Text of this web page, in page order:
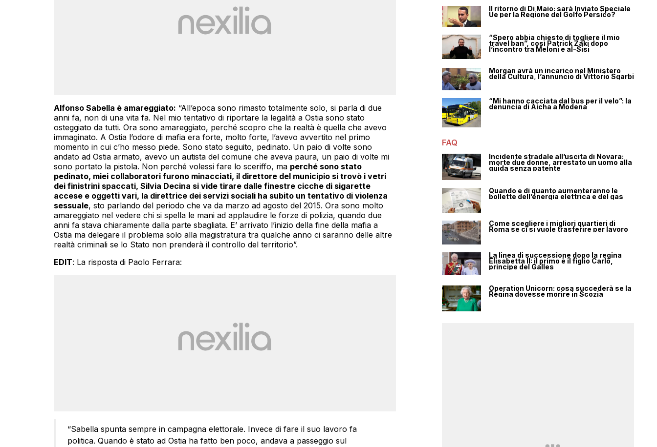
Alfonso Sabella è amareggiato: “All’epoca sono rimasto totalmente solo, si parla di due
anni fa, non di una vita fa. Nel mio tentativo di riportare la legalità a Ostia sono stato
osteggiato da tutti. Ora sono amareggiato, perché scopro che la realtà è quella che avevo
immaginato. A Ostia l’odore di mafia era forte, molto forte, l’avevo avvertito nel primo
momento in cui c’ho messo piede. Sono stato seguito, pedinato. Un paio di volte sono
andato ad Ostia armato, avevo un autista del comune che aveva paura, un paio di volte mi
sono portato la pistola. Non perché volessi fare lo sceriffo, ma perché sono stato
pedinato, miei collaboratori furono minacciati, il direttore del municipio si trovò i vetri
dei finistrini spaccati, Silvia Decina si vide tirare dalle finestre cicche di sigarette
accese e oggetti vari, la direttrice dei servizi sociali ha subito un tentativo di violenza
sessuale, sto parlando del periodo che va da marzo ad agosto del 2015. Ora sono molto
amareggiato nel vedere chi si spella le mani ad applaudire le forze di polizia, quando due
anni fa stava chiaramente dalla parte sbagliata. E’ arrivato l’inizio della fine della mafia a
Ostia ma delegare il problema solo alla magistratura tra qualche anno ci saranno delle altre
realtà criminali se lo Stato non prenderà il controllo del territorio”.
EDIT: La risposta di Paolo Ferrara:
“Sabella spunta sempre in campagna elettorale. Invece di fare il suo lavoro fa
politica. Quando è stato ad Ostia ha fatto ben poco, andava a passeggio sul
Il ritorno di Di Maio: sarà Inviato Speciale
Ue per la Regione del Golfo Persico?
“Spero abbia chiesto di togliere il mio
travel ban”, così Patrick Zaki dopo
l’incontro tra Meloni e al-Sisi
Morgan avrà un incarico nel Ministero
della Cultura, l’annuncio di Vittorio Sgarbi
“Mi hanno cacciata dal bus per il velo”: la
denuncia di Aicha a Modena
FAQ
Incidente stradale all’uscita di Novara:
morte due donne, arrestato un uomo alla
guida senza patente
Quando e di quanto aumenteranno le
bollette dell’energia elettrica e del gas
Come scegliere i migliori quartieri di
Roma se ci si vuole trasferire per lavoro
La linea di successione dopo la regina
Elisabetta II: il primo è il figlio Carlo,
principe del Galles
Operation Unicorn: cosa succederà se la
Regina dovesse morire in Scozia